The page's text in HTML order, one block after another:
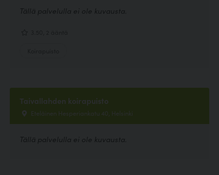
Tällä palvelulla ei ole kuvausta.
Taivallahden koirapuisto
Eteläinen Hesperiankatu 40, Helsinki
Tällä palvelulla ei ole kuvausta.